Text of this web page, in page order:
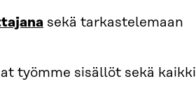
sekä tarkastelemaan
työmme sisällöt sekä kaikki